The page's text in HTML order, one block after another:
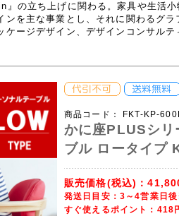
』の立ち上げに関わる。家具や生活小
ンを主な事業とし、それに関わるグラ
ケージデザイン、デザインコンサルテ
商品コード： FKT-KP-
かに座PLUSシリ
ブル ロータイプ
販売価格(税込)：
発送日目安：3～4営業日
すぐ使えるポイント
：418